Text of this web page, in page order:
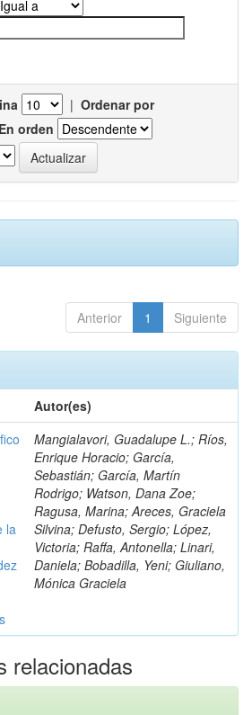
| Ordenar por
En orden
Anterior 1 Siguiente
Autor(es)
la
Mangialavori, Guadalupe L.; Ríos,
Enrique Horacio; García,
Sebastián; García, Martín
Rodrigo; Watson, Dana Zoe;
Ragusa, Marina; Areces, Graciela
Silvina; Defusto, Sergio; López,
Victoria; Raffa, Antonella; Linari,
Daniela; Bobadilla, Yeni; Giuliano,
Mónica Graciela
relacionadas